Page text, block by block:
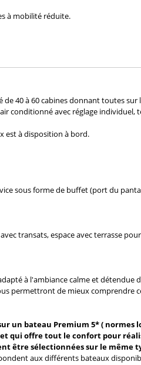
à mobilité réduite.
de 40 à 60 cabines donnant toutes
conditionné avec réglage
est à disposition à bord.
sous forme de buffet (port du
transats, espace avec terrasse
à l'ambiance calme et détendue
permettront de mieux comprendre
un bateau Premium 5* ( normes
qui offre tout le confort pour
être sélectionnées sur le même
aux différents bateaux